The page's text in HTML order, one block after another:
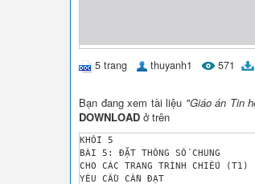
5 trang thuyanh1 571
Bạn đang xem tài liệu "Giáo án Tin
DOWNLOAD ở trên
KHỐI 5
BÀI 5: ĐẶT THÔNG SỐ CHUNG
CHO CÁC TRANG TRÌNH CHIẾU (T1)
YÊU CẦU CẦN ĐẠT